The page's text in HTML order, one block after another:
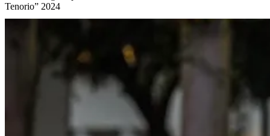
Tenorio” 2024